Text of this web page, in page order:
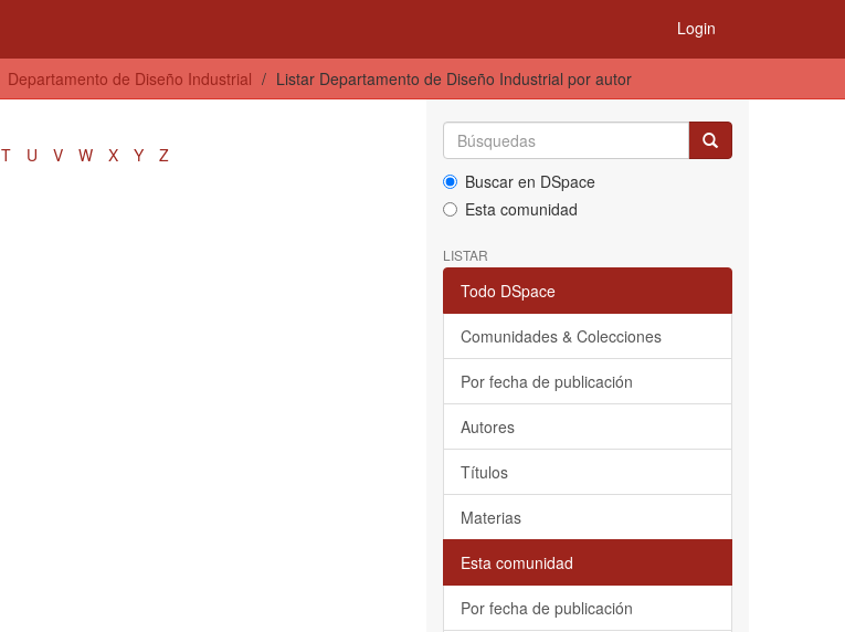
Login
Departamento de Diseño Industrial Listar Departamento de Diseño Industrial por autor
T U V W X Y
Z
Buscar en DSpace
Esta comunidad
LISTAR
Todo DSpace
Comunidades & Colecciones
Por fecha de publicación
Autores
Títulos
Materias
Esta comunidad
Por fecha de publicación